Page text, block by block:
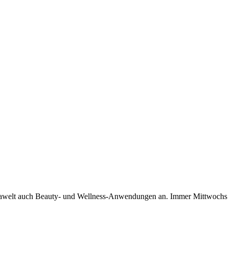
auch Beauty- und Wellness-Anwendungen an. Immer Mittwochs